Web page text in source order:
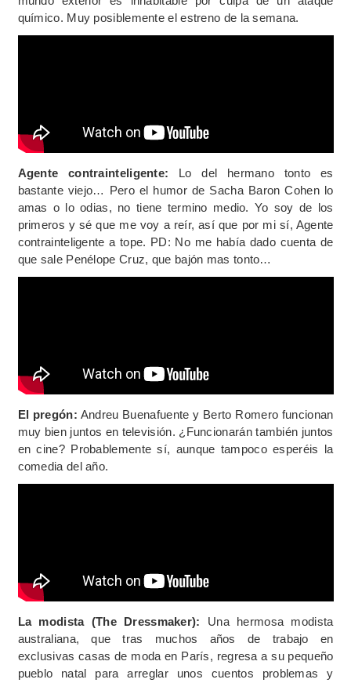
químico. Muy posiblemente el estreno de la semana.
Agente contrainteligente: Lo del hermano tonto es
bastante viejo… Pero el humor de Sacha Baron Cohen lo
amas o lo odias, no tiene termino medio. Yo soy de los
primeros y sé que me voy a reír, así que por mi sí, Agente
contrainteligente a tope. PD: No me había dado cuenta de
que sale Penélope Cruz, que bajón mas tonto…
El pregón: Andreu Buenafuente y Berto Romero funcionan
muy bien juntos en televisión. ¿Funcionarán también juntos
en cine? Probablemente sí, aunque tampoco esperéis la
comedia del año.
La modista (The Dressmaker):
Una hermosa modista
australiana, que tras muchos años de trabajo en
exclusivas casas de moda en París, regresa a su pequeño
pueblo natal para arreglar unos cuentos problemas y